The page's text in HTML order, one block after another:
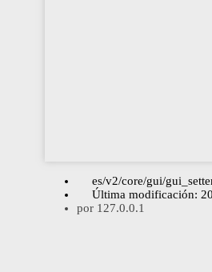
es/v2/core/gui/
Última modificación:
por 127.0.0.1